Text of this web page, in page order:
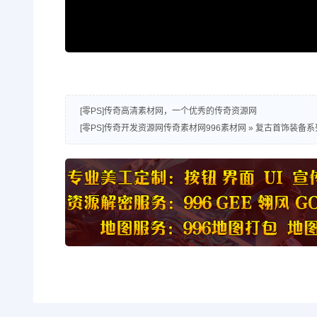
[零PS]传奇高清素材网，一个优秀的传奇资源网
[零PS]传奇开发资源网传奇素材网996素材网 » 复古首饰装备